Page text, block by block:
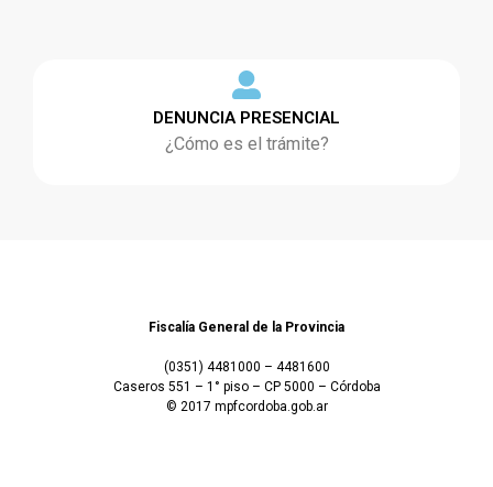
DENUNCIA PRESENCIAL
¿Cómo es el trámite?
Fiscalía General de la Provincia
(0351) 4481000 – 4481600
Caseros 551 – 1° piso – CP 5000 – Córdoba
© 2017 mpfcordoba.gob.ar